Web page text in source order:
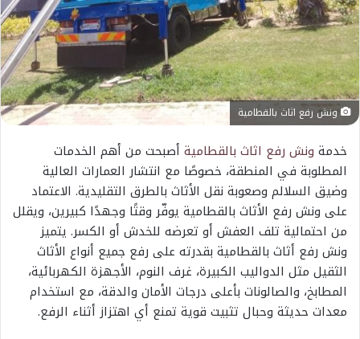
ونش رفع اثاث بالقطامية
خدمة ونش رفع اثاث بالقطامية أصبحت من أهم الخدمات
المطلوبة في المنطقة، خصوصًا مع انتشار العمارات العالية
وضيق السلالم وصعوبة نقل الأثاث بالطرق التقليدية. الاعتماد
على ونش رفع الأثاث بالقطامية يوفّر وقتًا وجهدًا كبيرين، ويقلل
من احتمالية تلف العفش أو تعرضه للخدش أو الكسر. يتميز
ونش رفع أثاث بالقطامية بقدرته على رفع جميع أنواع الأثاث
الثقيل مثل الدواليب الكبيرة، غرف النوم، الأجهزة الكهربائية،
المطابخ، والصالونات بأعلى درجات الأمان والدقة، مع استخدام
معدات حديثة وحبال تثبيت قوية تمنع أي اهتزاز أثناء الرفع.